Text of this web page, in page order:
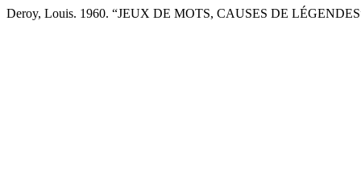
Deroy, Louis. 1960. “JEUX DE MOTS, CAUSES DE